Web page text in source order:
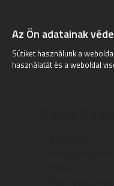
Az Ön adatainak
Sütiket használunk a
használatát és a weboldal